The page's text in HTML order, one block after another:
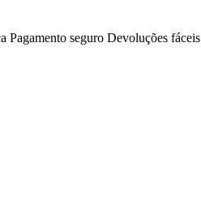
Pagamento seguro Devoluções fáceis